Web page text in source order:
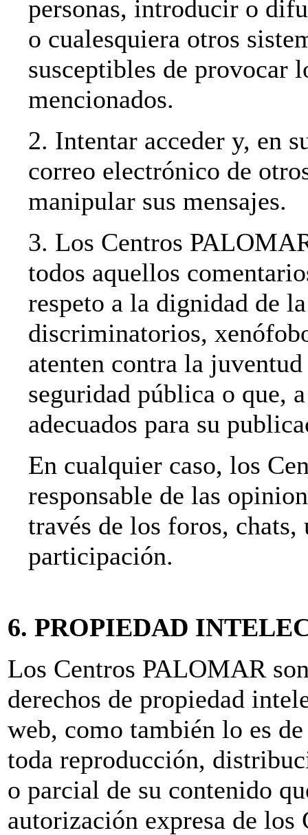
personas, introducir o
o cualesquiera otros
susceptibles de provocar
mencionados.
2. Intentar acceder y, en
correo electrónico de
manipular sus mensajes.
3. Los Centros
todos aquellos
respeto a la dignidad de
discriminatorios,
atenten contra la
seguridad pública o que,
adecuados para su
En cualquier caso, los
responsable de las
través de los foros, chats,
participación.
6. PROPIEDAD
Los Centros PALOMAR
derechos de propiedad
web, como también lo es
toda reproducción,
o parcial de su contenido
autorización expresa de